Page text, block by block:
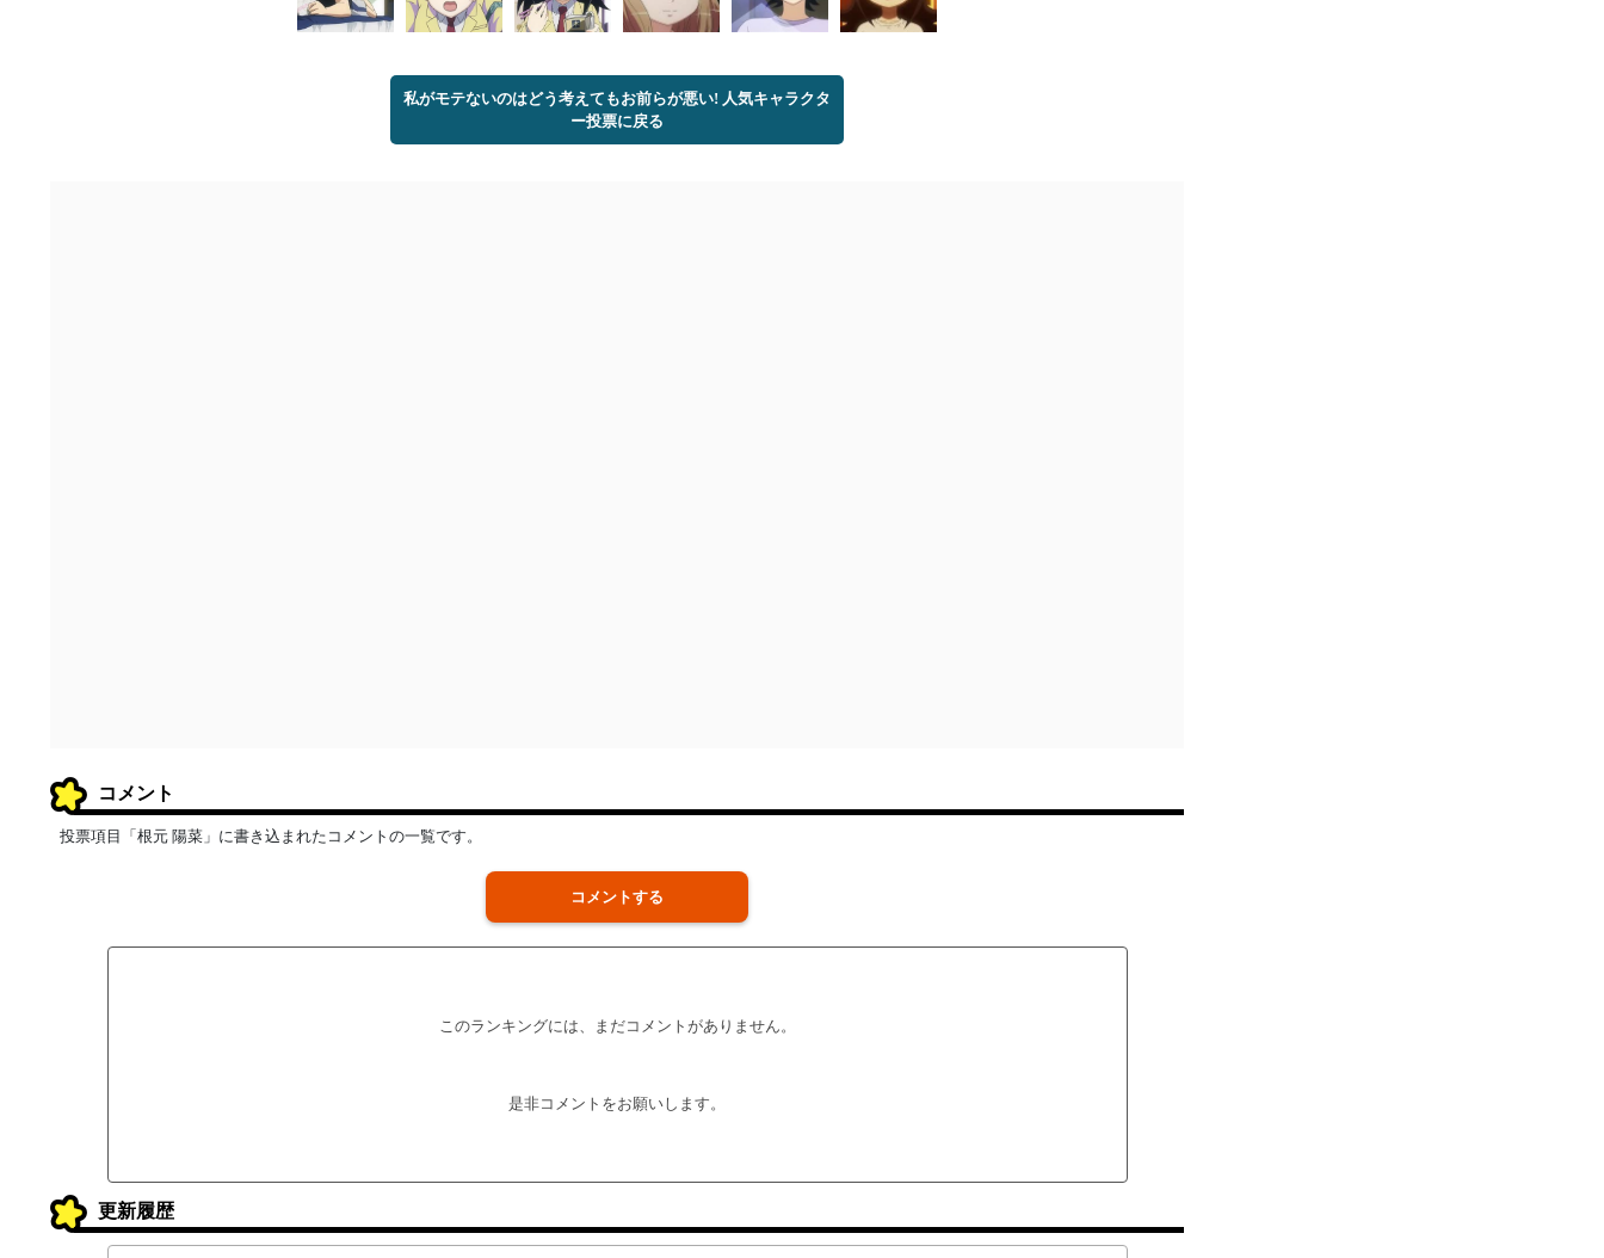
私がモテないのはどう考えてもお前らが悪い! 人気キャラクタ
ー投票に戻る
コメント
投票項目「根元 陽菜」に書き込まれたコメントの一覧です。
コメントする
このランキングには、まだコメントがありません。
是非コメントをお願いします。
更新履歴